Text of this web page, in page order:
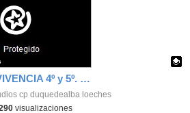
VIAJE CONVIVENCIA 4º y 5º. Miraflores de la Sierra
cp duquedealba loeches
visualizaciones